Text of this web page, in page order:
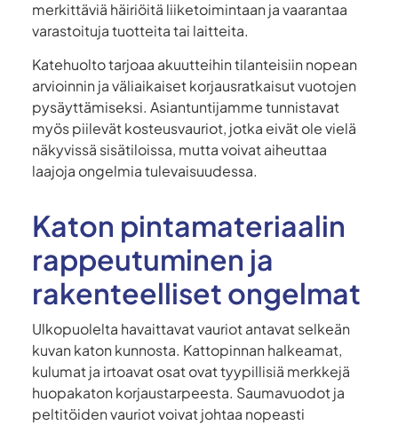
merkittäviä häiriöitä liiketoimintaan ja vaarantaa
varastoituja tuotteita tai laitteita.
Katehuolto tarjoaa akuutteihin tilanteisiin nopean
arvioinnin ja väliaikaiset korjausratkaisut vuotojen
pysäyttämiseksi. Asiantuntijamme tunnistavat
myös piilevät kosteusvauriot, jotka eivät ole vielä
näkyvissä sisätiloissa, mutta voivat aiheuttaa
laajoja ongelmia tulevaisuudessa.
Katon pintamateriaalin
rappeutuminen ja
rakenteelliset ongelmat
Ulkopuolelta havaittavat vauriot antavat selkeän
kuvan katon kunnosta. Kattopinnan halkeamat,
kulumat ja irtoavat osat ovat tyypillisiä merkkejä
huopakaton korjaustarpeesta. Saumavuodot ja
peltitöiden vauriot voivat johtaa nopeasti